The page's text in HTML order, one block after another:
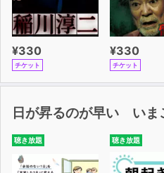
¥330
チケット
¥330
チケット
日が昇るのが早い いま
聴き放題 聴き放題